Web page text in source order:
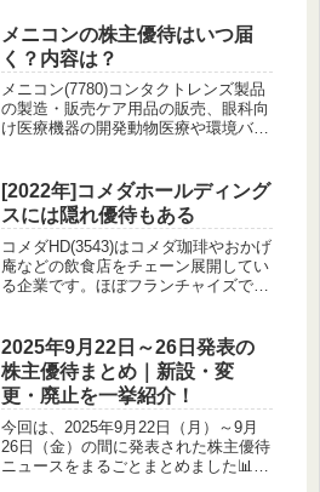
ブランド銘菓の企画・開発・販売地域
密着型の事業展開新業態の店舗開発...
メニコンの株主優待はいつ届
く？内容は？
メニコン(7780)コンタクトレンズ製品
の製造・販売ケア用品の販売、眼科向
け医療機器の開発動物医療や環境バイ
よ！株主優待についてメニコンからは
優待券やサプリがもらえます。公式...
[2022年]コメダホールディング
スには隠れ優待もある
コメダHD(3543)はコメダ珈琲やおかげ
庵などの飲食店をチェーン展開してい
る企業です。ほぼフランチャイズで、
優待はグループ店舗で使える電子マネ
ー(KOMECA)です。KOM...
2025年9月22日～26日発表の
株主優待まとめ｜新設・変
更・廃止を一挙紹介！
今回は、2025年9月22日（月）～9月
26日（金）の間に発表された株主優待
ニュースをまるごとまとめました📊こ